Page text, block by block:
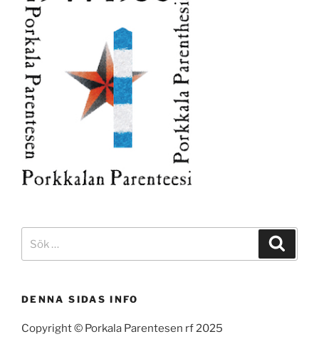
DENNA SIDAS INFO
Copyright © Porkala Parentesen rf 2025